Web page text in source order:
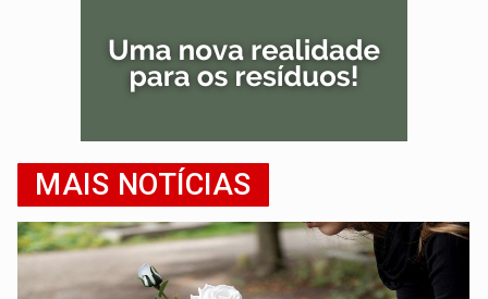
MAIS NOTÍCIAS